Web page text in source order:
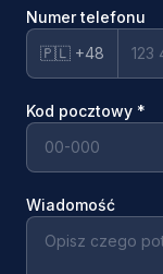
Numer telefonu
🇵🇱 +48
Kod pocztowy *
Wiadomość